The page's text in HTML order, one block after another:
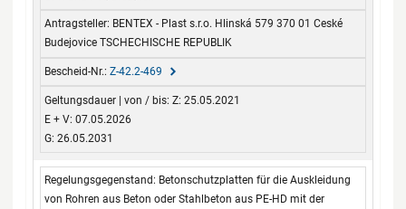
BENTEX - Plast s.r.o. Hlinská 579 370 01 Ceské
Budejovice TSCHECHISCHE REPUBLIK
Z-42.2-469
Z: 25.05.2021
E + V: 07.05.2026
G: 26.05.2031
Betonschutzplatten für die Auskleidung
von Rohren aus Beton oder Stahlbeton aus PE-HD mit der